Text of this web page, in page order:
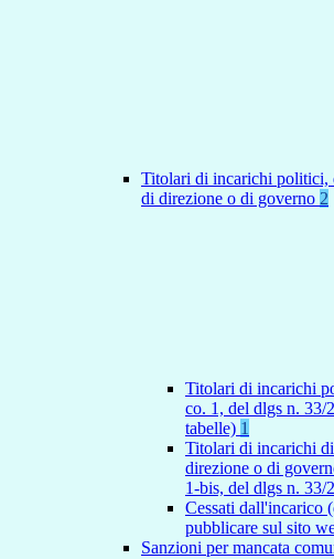
Titolari di incarichi politici,
di direzione o di governo 2
Titolari di incarichi
co. 1, del dlgs n. 33/
tabelle) 1
Titolari di incarichi
direzione o di
1-bis, del dlgs n. 33/
Cessati dall'incarico
pubblicare sul sito
Sanzioni per mancata